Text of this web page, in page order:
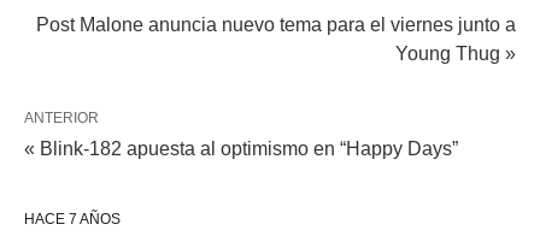
Post Malone anuncia nuevo tema para el viernes junto a
Young Thug »
ANTERIOR
« Blink-182 apuesta al optimismo en “Happy Days”
HACE 7 AÑOS